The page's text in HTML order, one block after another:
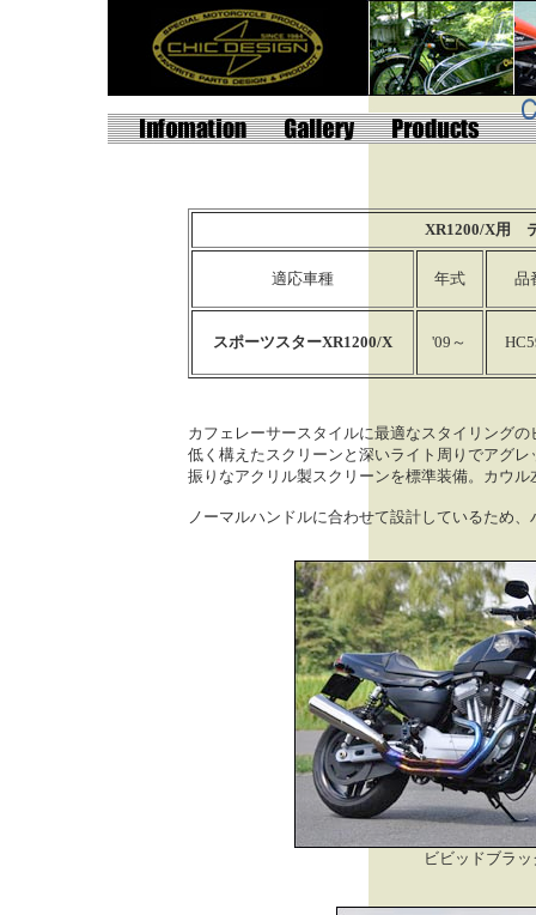
XR1200/X用
適応車種 年式 品
スポーツスターXR1200/X '09～
カフェレーサースタイルに最適なスタイリングの
低く構えたスクリーンと深いライト周りでアグ
振りなアクリル製スクリーンを標準装備。カウ
ノーマルハンドルに合わせて設計しているため
ビビッドブラッ